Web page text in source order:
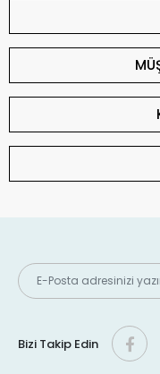
Bizi Takip Edin